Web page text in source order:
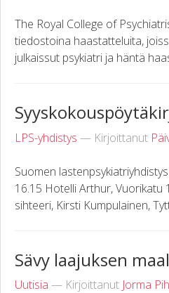
The Royal College of
tiedostoina haastatteluita,
julkaissut psykiatri ja häntä
LPS-yhdistys — Kirjoittanut
Suomen
16.15 Hotelli Arthur, Vuorikatu
sihteeri, Kirsti Kumpulainen,
Sävy laajuksen
Uutisia — Kirjoittanut Jorma